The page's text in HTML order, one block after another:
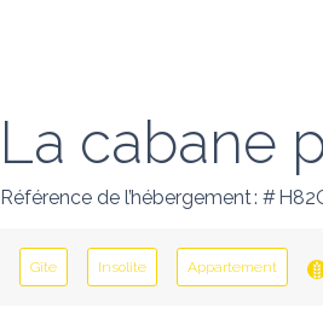
La cabane
Référence de l’hébergement : #
Gîte Insolite Appartement